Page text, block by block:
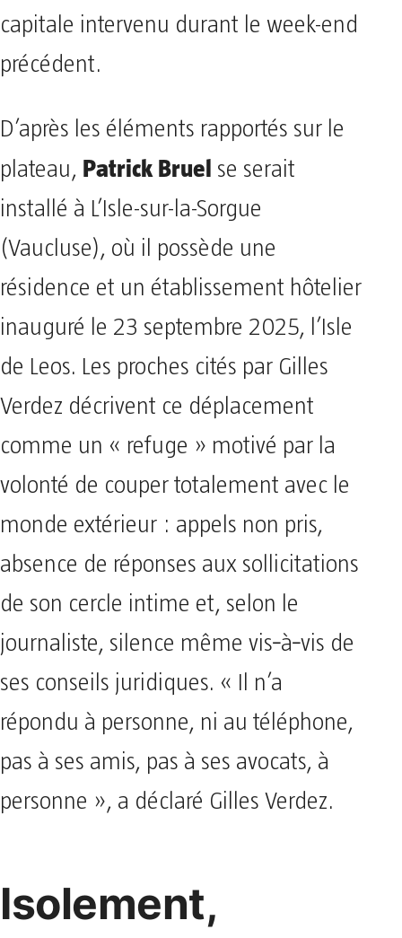
capitale intervenu durant le week-end
précédent.
D’après les éléments rapportés sur le
plateau, Patrick Bruel se serait
installé à L’Isle-sur-la-Sorgue
(Vaucluse), où il possède une
résidence et un établissement hôtelier
inauguré le 23 septembre 2025, l’Isle
de Leos. Les proches cités par Gilles
Verdez décrivent ce déplacement
comme un « refuge » motivé par la
volonté de couper totalement avec le
monde extérieur : appels non pris,
absence de réponses aux sollicitations
de son cercle intime et, selon le
journaliste, silence même vis‑à‑vis de
ses conseils juridiques. « Il n’a
répondu à personne, ni au téléphone,
pas à ses amis, pas à ses avocats, à
personne », a déclaré Gilles Verdez.
Isolement,